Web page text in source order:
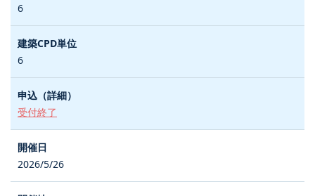
6
6
受付終了
2026/5/26